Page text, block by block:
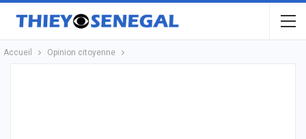
Accueil Opinion citoyenne